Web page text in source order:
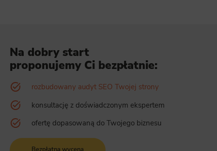
Na dobry start
proponujemy Ci bezpłatnie:
rozbudowany audyt SEO Twojej strony
konsultację z doświadczonym ekspertem
ofertę dopasowaną do Twojego biznesu